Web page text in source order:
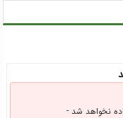
نخواهد شد -